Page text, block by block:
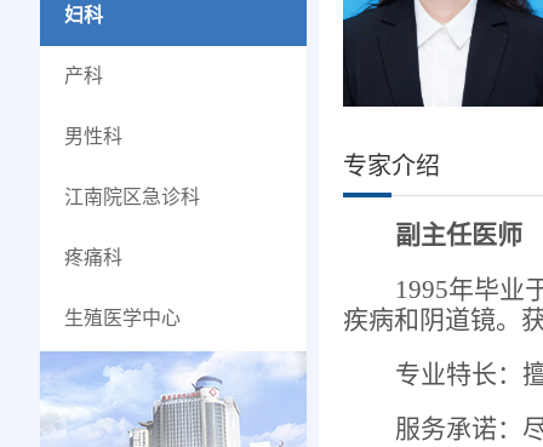
妇科
产科
男性科
江南院区急诊科
疼痛科
生殖医学中心
专家介绍
副主任医师
1995年毕业
疾病和阴道镜。
专业特长：
服务承诺：